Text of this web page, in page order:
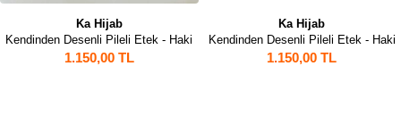
Ka Hijab
Kendinden Desenli Pileli Etek - Haki
1.150,00 TL
Ka Hijab
Kendinden Desenli Pileli Etek - Haki
1.150,00 TL